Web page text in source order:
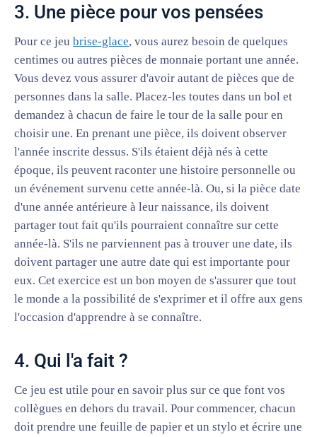
3. Une pièce pour vos pensées
Pour ce jeu brise-glace, vous aurez besoin de quelques
centimes ou autres pièces de monnaie portant une année.
Vous devez vous assurer d'avoir autant de pièces que de
personnes dans la salle. Placez-les toutes dans un bol et
demandez à chacun de faire le tour de la salle pour en
choisir une. En prenant une pièce, ils doivent observer
l'année inscrite dessus. S'ils étaient déjà nés à cette
époque, ils peuvent raconter une histoire personnelle ou
un événement survenu cette année-là. Ou, si la pièce date
d'une année antérieure à leur naissance, ils doivent
partager tout fait qu'ils pourraient connaître sur cette
année-là. S'ils ne parviennent pas à trouver une date, ils
doivent partager une autre date qui est importante pour
eux. Cet exercice est un bon moyen de s'assurer que tout
le monde a la possibilité de s'exprimer et il offre aux gens
l'occasion d'apprendre à se connaître.
4. Qui l'a fait ?
Ce jeu est utile pour en savoir plus sur ce que font vos
collègues en dehors du travail. Pour commencer, chacun
doit prendre une feuille de papier et un stylo et écrire une